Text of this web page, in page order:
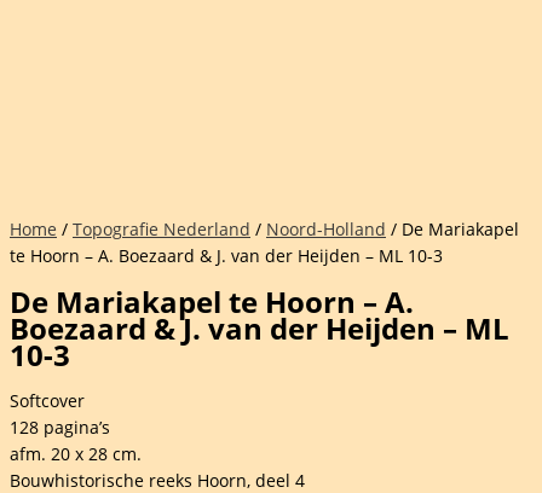
Home / Topografie Nederland / Noord-Holland / De Mariakapel
te Hoorn – A. Boezaard & J. van der Heijden – ML 10-3
De Mariakapel te Hoorn – A.
Boezaard & J. van der Heijden – ML
10-3
Softcover
128 pagina’s
afm. 20 x 28 cm.
Bouwhistorische reeks Hoorn, deel 4